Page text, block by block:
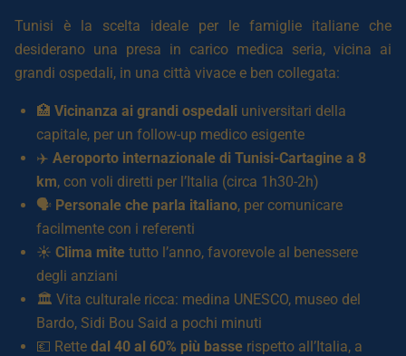
Tunisi è la scelta ideale per le famiglie italiane che
desiderano una presa in carico medica seria, vicina ai
grandi ospedali, in una città vivace e ben collegata:
🏥 Vicinanza ai grandi ospedali universitari della
capitale, per un follow-up medico esigente
✈️ Aeroporto internazionale di Tunisi-Cartagine a 8
km, con voli diretti per l’Italia (circa 1h30-2h)
🗣️ Personale che parla italiano, per comunicare
facilmente con i referenti
☀️ Clima mite tutto l’anno, favorevole al benessere
degli anziani
🏛️ Vita culturale ricca: medina UNESCO, museo del
Bardo, Sidi Bou Said a pochi minuti
💶 Rette dal 40 al 60% più basse rispetto all’Italia, a